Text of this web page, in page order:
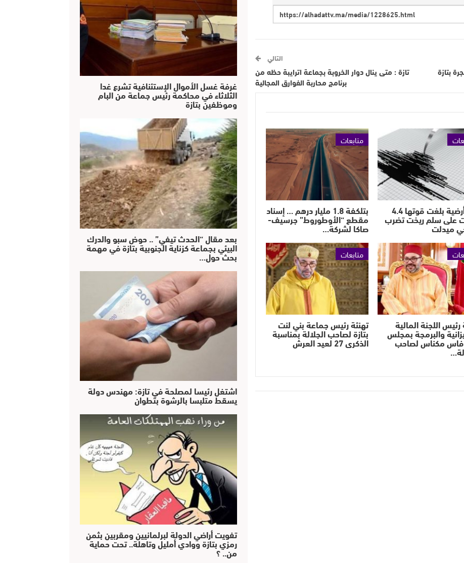
بتازة
التالي
تازة : متى ينال دوار الخروبة بجماعة اترايبة حظه من
برنامج محاربة الفوارق المجالية
هزة أرضية بلغت قوتها 4.4
على سلم ريخت تضرب
ميدلت
متابعات
بتلكفة 1.8 مليار درهم … إسناد
مقطع “الأوطوروط” جرسيف-
صاكا لشركة…
رئيس اللجنة المالية
والبرمجة بمجلس
مكناس لصاحب
متابعات
تهنئة رئيس جماعة بني لنت
بتازة لصاحب الجلالة بمناسبة
الذكرى 27 لعيد العرش
غرفة غسل الأموال الإستئنافية تشرع غدا
الثلاثاء في محاكمة رئيس جماعة من البام
وموظفين بتازة
بعد مقال “الحدث تيفي” .. حوض سبو والدرك
البيئي بجماعة كزناية الجنوبية بتازة في مهمة
بحث حول…
اشتغل رئيسا لمصلحة في تازة: مهندس دولة
يسقط متلبسا بالرشوة بتطوان
تفويت أراضي الدولة لبرلمانيين ومقربين بثمن
رمزي بتازة ووادي أمليل وتاهلة.. تحت حماية
من.. ؟